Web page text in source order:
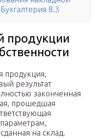
8.3
продукции
продукция,
результат
законченная
прошедшая
на склад.